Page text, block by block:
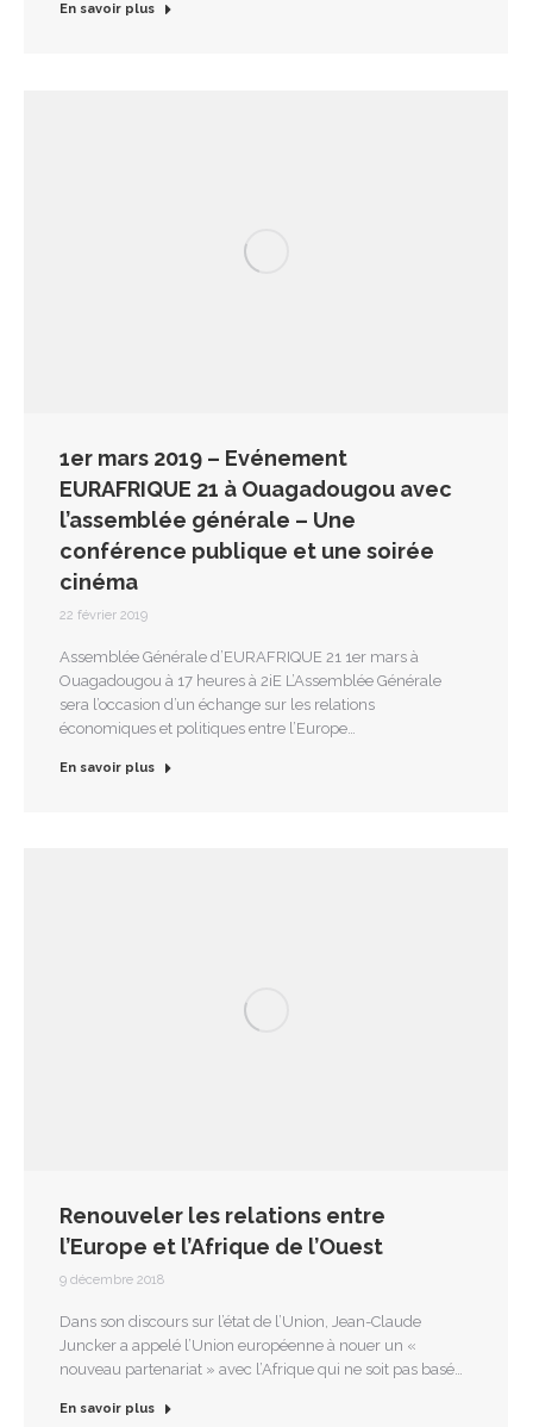
En savoir plus
1er mars 2019 – Evénement
EURAFRIQUE 21 à Ouagadougou avec
l’assemblée générale – Une
conférence publique et une soirée
cinéma
22 février 2019
Assemblée Générale d’EURAFRIQUE 21 1er mars à
Ouagadougou à 17 heures à 2iE L’Assemblée Générale
sera l’occasion d’un échange sur les relations
économiques et politiques entre l’Europe…
En savoir plus
Renouveler les relations entre
l’Europe et l’Afrique de l’Ouest
9 décembre 2018
Dans son discours sur l’état de l’Union, Jean-Claude
Juncker a appelé l’Union européenne à nouer un «
nouveau partenariat » avec l’Afrique qui ne soit pas basé…
En savoir plus